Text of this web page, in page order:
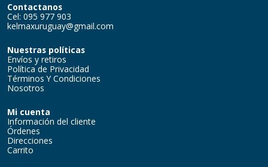
Contactanos
Cel: 095 977 903
kelmaxuruguay@gmail.com
Nuestras políticas
Envíos y retiros
Política de Privacidad
Términos Y Condiciones
Nosotros
Mi cuenta
Información del cliente
Órdenes
Direcciones
Carrito